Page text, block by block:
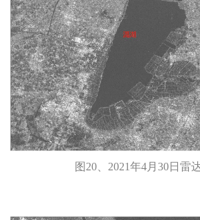
图20、2021年4月30日雷